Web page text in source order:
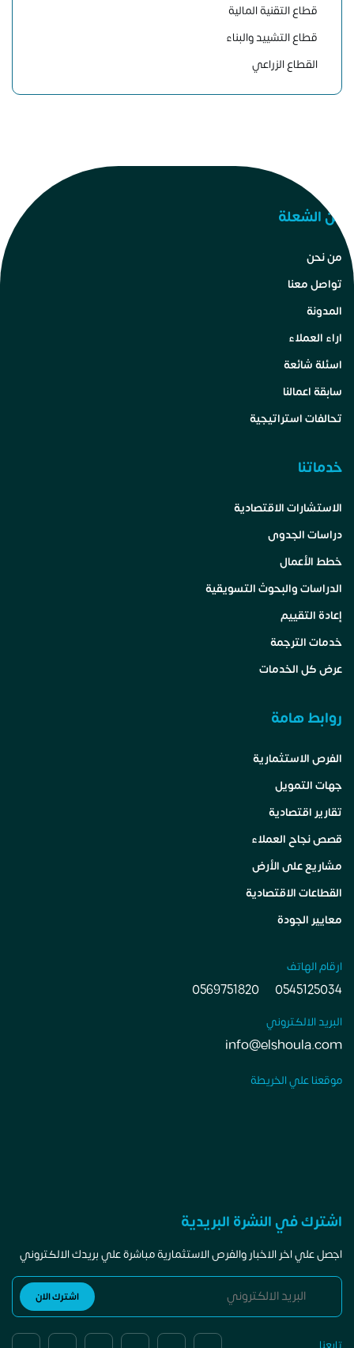
قطاع التقنية المالية
قطاع التشييد والبناء
القطاع الزراعي
عن الشعلة
من نحن
تواصل معنا
المدونة
اراء العملاء
اسئلة شائعة
سابقة اعمالنا
تحالفات استراتيجية
خدماتنا
الاستشارات الاقتصادية
دراسات الجدوى
خطط الأعمال
الدراسات والبحوث التسويقية
إعادة التقييم
خدمات الترجمة
عرض كل الخدمات
روابط هامة
الفرص الاستثمارية
جهات التمويل
تقارير اقتصادية
قصص نجاح العملاء
مشاريع على الأرض
القطاعات الاقتصادية
معايير الجودة
ارقام الهاتف
0545125034
0569751820
البريد الالكتروني
info@elshoula.com
موقعنا علي الخريطة
اشترك في النشرة البريدية
اجصل علي اخر الاخبار والفرص الاستثمارية مباشرة علي بريدك الالكتروني